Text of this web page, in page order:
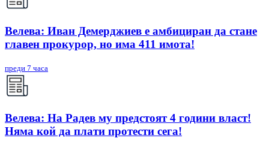
Велева: Иван Демерджиев е амбициран да стане
главен прокурор, но има 411 имота!
преди 7 часа
Велева: На Радев му предстоят 4 години власт!
Няма кой да плати протести сега!